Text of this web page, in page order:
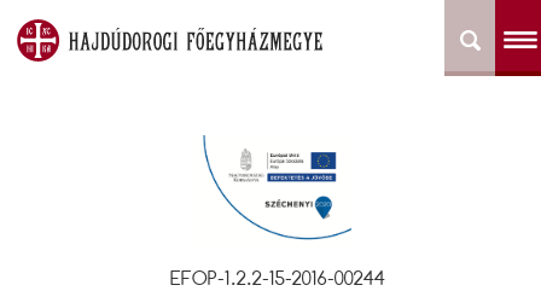
EFOP-1.2.2-15-2016-00244